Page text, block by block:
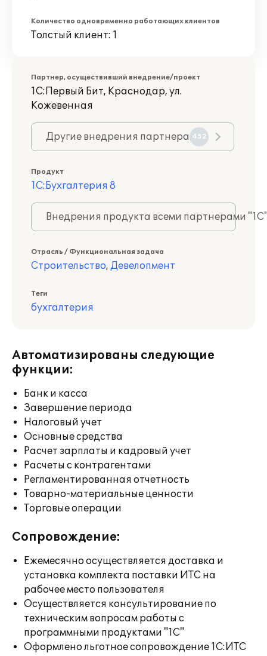
Количество одновременно работающих клиентов
Толстый клиент: 1
Партнер, осуществивший внедрение/проект
1С:Первый Бит, Краснодар, ул.
Кожевенная
Другие внедрения партнера 452
Продукт
1С:Бухгалтерия 8
Внедрения продукта всеми партнерами
Отрасль / Функциональная задача
Строительство, Девелопмент
Теги
бухгалтерия
Автоматизированы следующие
функции:
Банк и касса
Завершение периода
Налоговый учет
Основные средства
Расчет зарплаты и кадровый учет
Расчеты с контрагентами
Регламентированная отчетность
Товарно-материальные ценности
Торговые операции
Сопровождение:
Ежемесячно осуществляется доставка и
установка комплекта поставки ИТС на
рабочее место пользователя
Осуществляется консультирование по
техническим вопросам работы с
программными продуктами "1С"
Оформлено льготное сопровождение 1С:ИТС